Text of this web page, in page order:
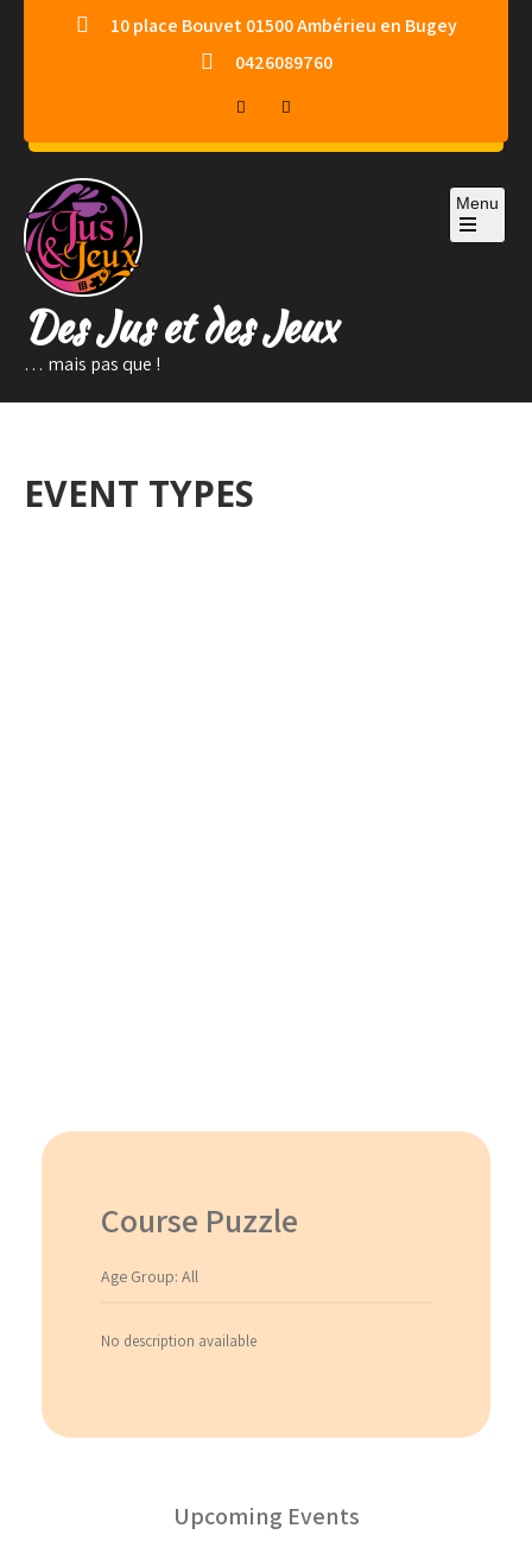
10 place Bouvet 01500 Ambérieu en Bugey
0426089760
Des Jus et des Jeux
… mais pas que !
Menu
EVENT TYPES
Course Puzzle
Age Group: All
No description available
Upcoming Events